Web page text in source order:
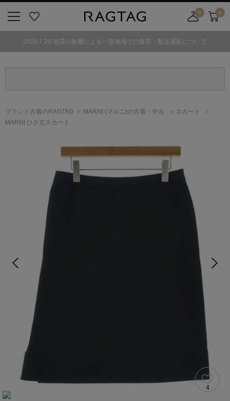
気
0
舗
カ
ト
0
2026.7.29 地震の影響による一部地域での集荷・配送遅延について
ブランド古着のRAGTAG MARNI (マルニ)の古着・中古
スカート
MARNI ひざ丈スカート
4